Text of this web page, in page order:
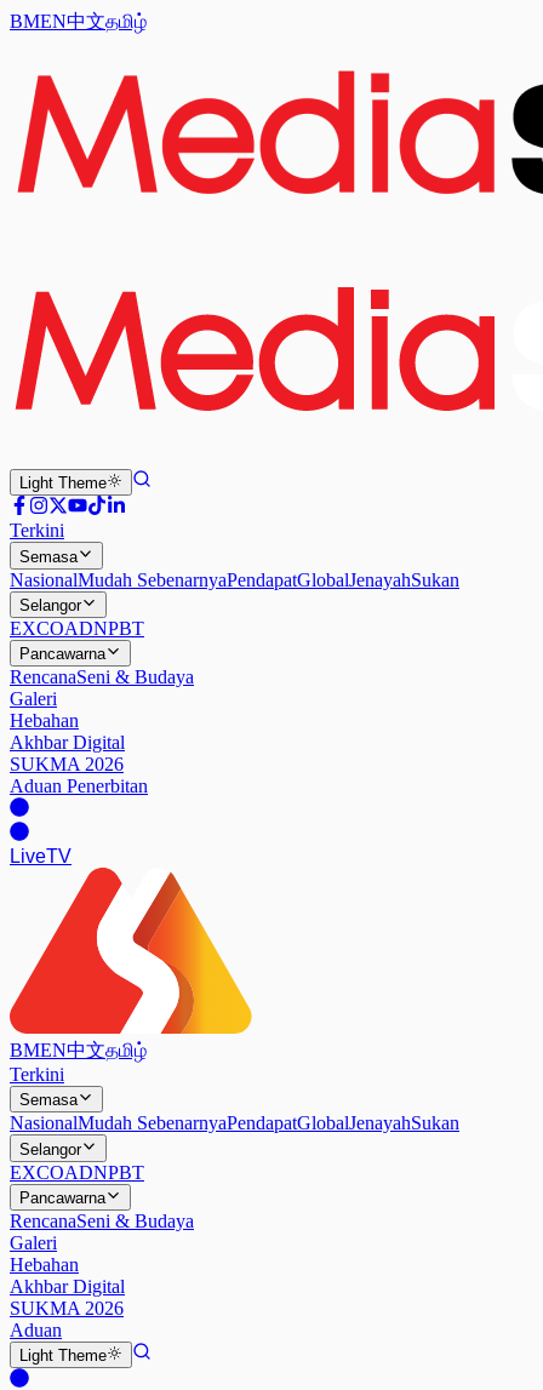
BMEN中文தமிழ்
Light Theme
Terkini
Semasa
NasionalMudah SebenarnyaPendapatGlobalJenayahSukan
Selangor
EXCOADNPBT
Pancawarna
RencanaSeni & Budaya
Galeri
Hebahan
Akhbar Digital
SUKMA 2026
Aduan Penerbitan
LiveTV
BMEN中文தமிழ்
Terkini
Semasa
NasionalMudah SebenarnyaPendapatGlobalJenayahSukan
Selangor
EXCOADNPBT
Pancawarna
RencanaSeni & Budaya
Galeri
Hebahan
Akhbar Digital
SUKMA 2026
Aduan
Light Theme